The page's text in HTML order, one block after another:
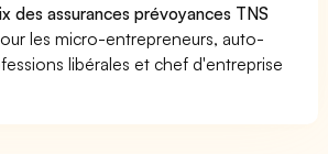
des assurances prévoyances TNS
les micro-entrepreneurs, auto-
libérales et chef d'entreprise